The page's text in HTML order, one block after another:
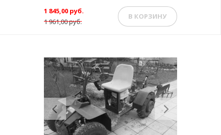
1 961,00 руб.
1 845,00 руб.
В КОРЗИНУ
Previous Next